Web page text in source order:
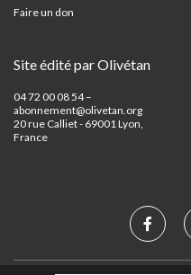
Faire un don
Site édité par Olivétan
04 72 00 08 54 –
abonnement@olivetan.org
20 rue Calliet - 69001 Lyon,
France